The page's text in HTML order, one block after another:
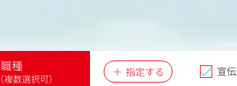
面接対策
職種
（複数選択可）
指定する 宣